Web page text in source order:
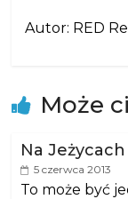
Autor: RED
Może
Na
5 czerwca 2013
To może być